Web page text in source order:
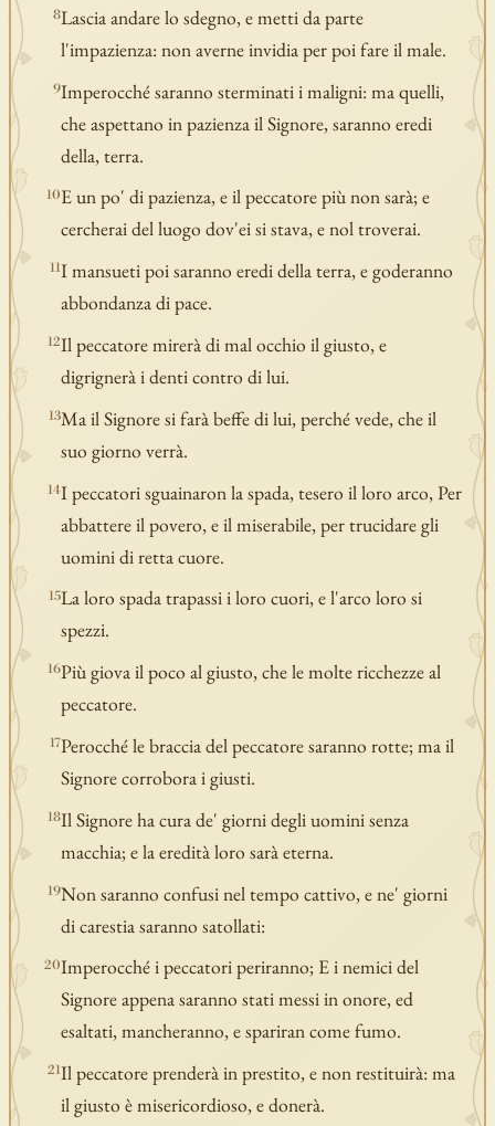
8Lascia andare lo sdegno, e metti da parte
l'impazienza: non averne invidia per poi fare il male.
9Imperocché saranno sterminati i maligni: ma quelli,
che aspettano in pazienza il Signore, saranno eredi
della, terra.
10E un po' di pazienza, e il peccatore più non sarà; e
cercherai del luogo dov'ei si stava, e nol troverai.
11I mansueti poi saranno eredi della terra, e goderanno
abbondanza di pace.
12Il peccatore mirerà di mal occhio il giusto, e
digrignerà i denti contro di lui.
13Ma il Signore si farà beffe di lui, perché vede, che il
suo giorno verrà.
14I peccatori sguainaron la spada, tesero il loro arco, Per
abbattere il povero, e il miserabile, per trucidare gli
uomini di retta cuore.
15La loro spada trapassi i loro cuori, e l'arco loro si
spezzi.
16Più giova il poco al giusto, che le molte ricchezze al
peccatore.
17Perocché le braccia del peccatore saranno rotte; ma il
Signore corrobora i giusti.
18Il Signore ha cura de' giorni degli uomini senza
macchia; e la eredità loro sarà eterna.
19Non saranno confusi nel tempo cattivo, e ne' giorni
di carestia saranno satollati:
20Imperocché i peccatori periranno; E i nemici del
Signore appena saranno stati messi in onore, ed
esaltati, mancheranno, e spariran come fumo.
21Il peccatore prenderà in prestito, e non restituirà: ma
il giusto è misericordioso, e donerà.